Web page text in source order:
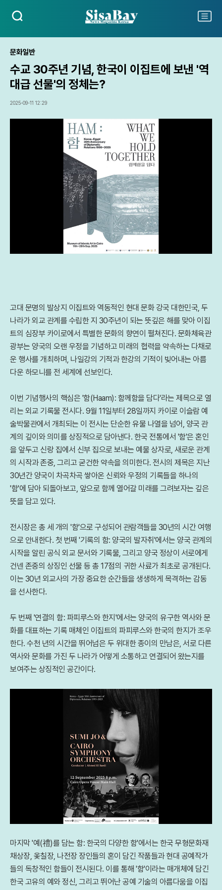
검
주
서
메
뉴
문화일반
수교 30주년 기념, 한국이 이집트에 보낸 '역
대급 선물'의 정체는?
2025-09-11 12:29
고대 문명의 발상지 이집트와 역동적인 현대 문화 강국 대한민국, 두
나라가 외교 관계를 수립한 지 30주년이 되는 뜻깊은 해를 맞아 이집
트의 심장부 카이로에서 특별한 문화의 향연이 펼쳐진다. 문화체육관
광부는 양국의 오랜 우정을 기념하고 미래의 협력을 약속하는 다채로
운 행사를 개최하며, 나일강의 기적과 한강의 기적이 빚어내는 아름
다운 하모니를 전 세계에 선보인다.
이번 기념행사의 핵심은 '함(Haam): 함께함을 담다'라는 제목으로 열
리는 외교 기록물 전시다. 9월 11일부터 28일까지 카이로 이슬람 예
술박물관에서 개최되는 이 전시는 단순한 유물 나열을 넘어, 양국 관
계의 깊이와 의미를 상징적으로 담아낸다. 한국 전통에서 '함'은 혼인
을 앞두고 신랑 집에서 신부 집으로 보내는 예물 상자로, 새로운 관계
의 시작과 존중, 그리고 굳건한 약속을 의미한다. 전시의 제목은 지난
30년간 양국이 차곡차곡 쌓아온 신뢰와 우정의 기록들을 하나의
'함'에 담아 되돌아보고, 앞으로 함께 열어갈 미래를 그려보자는 깊은
뜻을 담고 있다.
전시장은 총 세 개의 '함'으로 구성되어 관람객들을 30년의 시간 여행
으로 안내한다. 첫 번째 '기록의 함: 양국의 발자취'에서는 양국 관계의
시작을 알린 공식 외교 문서와 기록물, 그리고 양국 정상이 서로에게
건넨 존중의 상징인 선물 등 총 17점의 귀한 사료가 최초로 공개된다.
이는 30년 외교사의 가장 중요한 순간들을 생생하게 목격하는 감동
을 선사한다.
두 번째 '연결의 함: 파피루스와 한지'에서는 양국의 유구한 역사와 문
화를 대표하는 기록 매체인 이집트의 파피루스와 한국의 한지가 조우
한다. 수천 년의 시간을 뛰어넘은 두 위대한 종이의 만남은, 서로 다른
역사와 문화를 가진 두 나라가 어떻게 소통하고 연결되어 왔는지를
보여주는 상징적인 공간이다.
마지막 '예(禮)를 담는 함: 한국의 다양한 함'에서는 한국 무형문화재
채상장, 옻칠장, 나전장 장인들의 혼이 담긴 작품들과 현대 공예작가
들의 독창적인 함들이 전시된다. 이를 통해 '함'이라는 매개체에 담긴
한국 고유의 예와 정신, 그리고 뛰어난 공예 기술의 아름다움을 이집